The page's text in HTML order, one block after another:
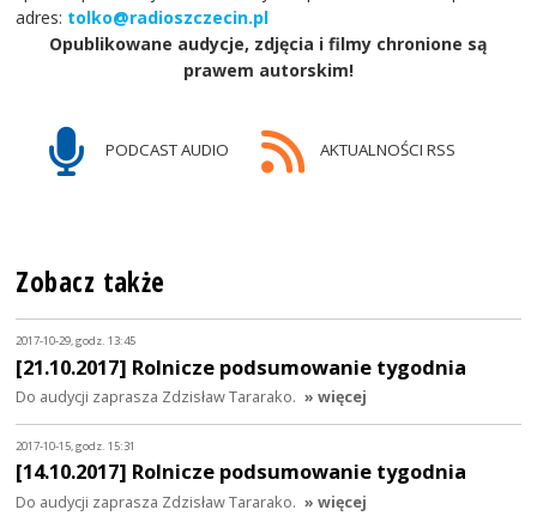
adres: tolko@radioszczecin.pl
Opublikowane audycje, zdjęcia i filmy chronione są
prawem autorskim!
PODCAST AUDIO AKTUALNOŚCI RSS
Zobacz także
2017-10-29, godz. 13:45
[21.10.2017] Rolnicze podsumowanie tygodnia
Do audycji zaprasza Zdzisław Tararako. » więcej
2017-10-15, godz. 15:31
[14.10.2017] Rolnicze podsumowanie tygodnia
Do audycji zaprasza Zdzisław Tararako. » więcej